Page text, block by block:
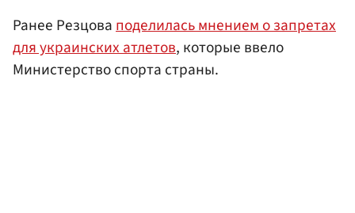
Ранее Резцоваподелилась мнением о запретах
для украинских атлетов, которые ввело
Министерство спорта страны.